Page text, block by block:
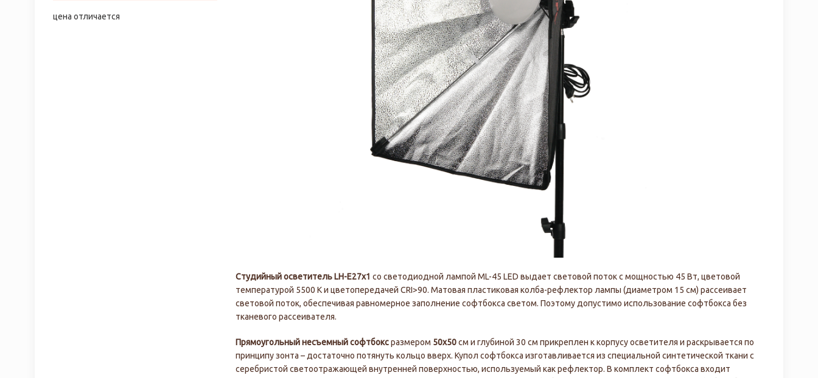
цена отличается
Студийный осветитель LH-E27х1 со светодиодной лампой ML-45 LED выдает световой поток с мощностью 45 Вт, цветовой
температурой 5500 К и цветопередачей CRI>90. Матовая пластиковая колба-рефлектор лампы (диаметром 15 см) рассеивает
световой поток, обеспечивая равномерное заполнение софтбокса светом. Поэтому допустимо использование софтбокса без
тканевого рассеивателя.
Прямоугольный несъемный cофтбоксразмером 50х50см и глубиной 30 см прикреплен к корпусу осветителя и раскрывается по
принципу зонта – достаточно потянуть кольцо вверх. Купол софтбокса изготавливается из специальной синтетической ткани с
серебристой светоотражающей внутренней поверхностью, используемый как рефлектор. В комплект софтбокса входит